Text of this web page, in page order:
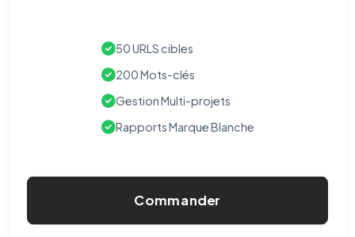
50 URLS cibles
200 Mots-clés
Gestion Multi-projets
Rapports Marque Blanche
Commander